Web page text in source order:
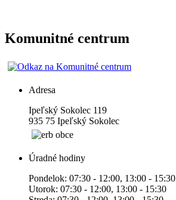
Komunitné centrum
Adresa
Ipeľský Sokolec 119
935 75 Ipeľský Sokolec
Úradné hodiny
Pondelok: 07:30 - 12:00, 13:00 - 15:30
Utorok: 07:30 - 12:00, 13:00 - 15:30